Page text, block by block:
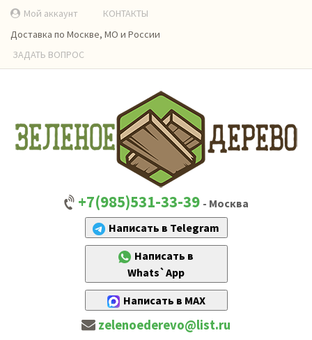
Мой аккаунт
КОНТАКТЫ
Доставка по Москве, МО и России
ЗАДАТЬ ВОПРОС
+7(985)531-33-39 - Москва
Написать в Telegram
Написать в
Whats`App
Написать в MAX
zelenoederevo@list.ru